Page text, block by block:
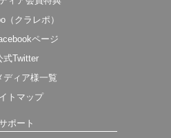
（クラレポ）
ページ
式Twitter
ディア様一覧
トマップ
ポート